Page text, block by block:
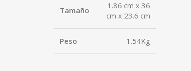
Tamaño
1.86 cm x 36
cm x 23.6 cm
Peso 1.54Kg